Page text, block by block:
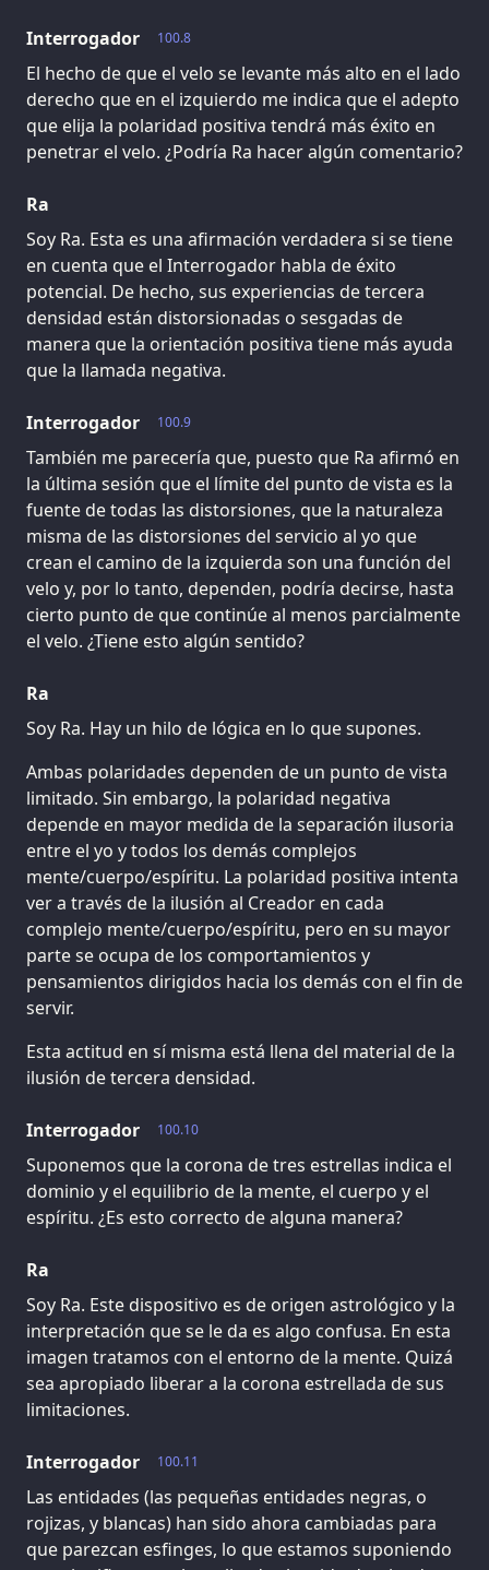
100.8
Interrogador
El hecho de que el velo se levante más alto en el lado
derecho que en el izquierdo me indica que el adepto
que elija la polaridad positiva tendrá más éxito en
penetrar el velo. ¿Podría Ra hacer algún comentario?
Ra
Soy Ra. Esta es una afirmación verdadera si se tiene
en cuenta que el Interrogador habla de éxito
potencial. De hecho, sus experiencias de tercera
densidad están distorsionadas o sesgadas de
manera que la orientación positiva tiene más ayuda
que la llamada negativa.
100.9
Interrogador
También me parecería que, puesto que Ra afirmó en
la última sesión que el límite del punto de vista es la
fuente de todas las distorsiones, que la naturaleza
misma de las distorsiones del servicio al yo que
crean el camino de la izquierda son una función del
velo y, por lo tanto, dependen, podría decirse, hasta
cierto punto de que continúe al menos parcialmente
el velo. ¿Tiene esto algún sentido?
Ra
Soy Ra. Hay un hilo de lógica en lo que supones.
Ambas polaridades dependen de un punto de vista
limitado. Sin embargo, la polaridad negativa
depende en mayor medida de la separación ilusoria
entre el yo y todos los demás complejos
mente/cuerpo/espíritu. La polaridad positiva intenta
ver a través de la ilusión al Creador en cada
complejo mente/cuerpo/espíritu, pero en su mayor
parte se ocupa de los comportamientos y
pensamientos dirigidos hacia los demás con el fin de
servir.
Esta actitud en sí misma está llena del material de la
ilusión de tercera densidad.
100.10
Interrogador
Suponemos que la corona de tres estrellas indica el
dominio y el equilibrio de la mente, el cuerpo y el
espíritu. ¿Es esto correcto de alguna manera?
Ra
Soy Ra. Este dispositivo es de origen astrológico y la
interpretación que se le da es algo confusa. En esta
imagen tratamos con el entorno de la mente. Quizá
sea apropiado liberar a la corona estrellada de sus
limitaciones.
100.11
Interrogador
Las entidades (las pequeñas entidades negras, o
rojizas, y blancas) han sido ahora cambiadas para
que parezcan esfinges, lo que estamos suponiendo